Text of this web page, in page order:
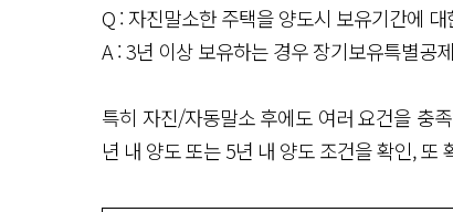
Q : 자진말소한 주택을 양도시 보유기간에
A : 3년 이상 보유하는 경우 장기보유특별공
특히 자진/자동말소 후에도 여러 요건을 충
년 내 양도 또는 5년 내 양도 조건을 확인, 또